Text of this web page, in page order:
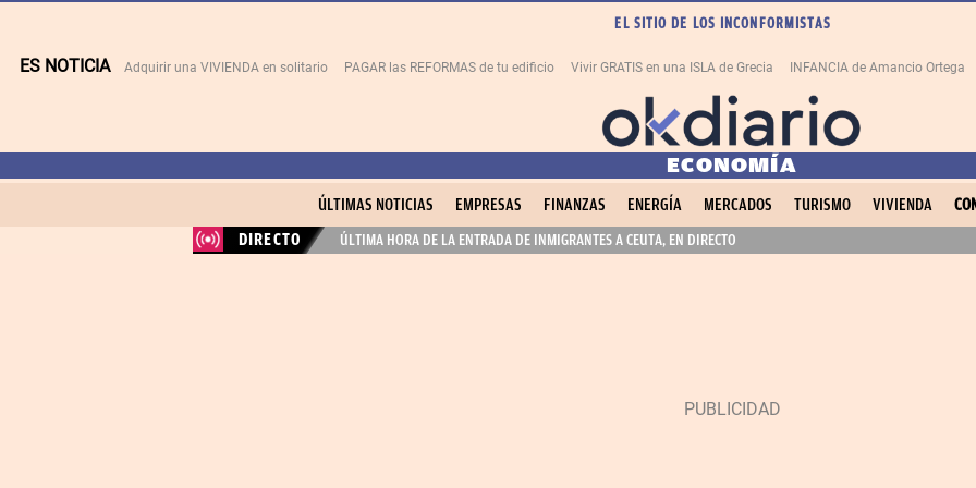
EL SITIO DE LOS INCONFORMISTAS
ES NOTICIA Adquirir una VIVIENDA en solitario PAGAR las REFORMAS de tu edificio Vivir GRATIS en una ISLA de Grecia INFANCIA de Amancio Ortega
ECONOMÍA
ÚLTIMAS NOTICIAS EMPRESAS FINANZAS ENERGÍA MERCADOS TURISMO VIVIENDA
DIRECTO
ÚLTIMA HORA DE LA ENTRADA DE INMIGRANTES A CEUTA, EN DIRECTO